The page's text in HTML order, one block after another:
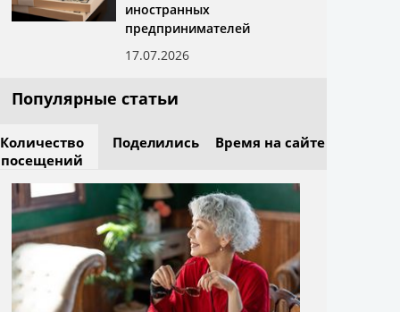
иностранных
предпринимателей
17.07.2026
Популярные статьи
Количество
посещений
Поделились Время на сайте